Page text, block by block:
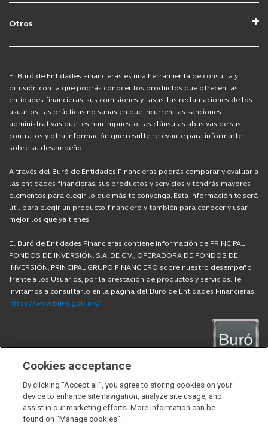
Avisos Seguros
Otros
El Buró de Entidades Financieras es una herramienta de consulta y
difusión con la que podrás conocer los productos que ofrecen las
entidades financieras, sus comisiones y tasas, las reclamaciones de los
usuarios, las prácticas no sanas en que incurren, las sanciones
administrativas que les han impuesto, las cláusulas abusivas de sus
contratos y otra información que resulte relevante para informarte
sobre su desempeño.
A través del Buró de Entidades Financieras podrás comparar y evaluar a
las entidades financieras, sus productos y servicios y tendrás mayores
elementos para elegir lo que más te convenga. Esta información te será
útil para elegir un producto financiero y también para conocer y usar
mejor los que ya tienes.
El Buró de Entidades Financieras contiene información de PRINCIPAL
FONDOS DE INVERSIÓN, S.A. DE C.V., OPERADORA DE FONDOS DE
INVERSIÓN, PRINCIPAL GRUPO FINANCIERO sobre nuestro desempeño
frente a los Usuarios, por la prestación de productos y servicios. Te
invitamos a consultarlo en la página del Buró de Entidades Financieras.
https://www.buro.gob.mx/
Sitios externos
Cookies acceptance
By clicking “Accept all”, you agree to storing cookies on your
device to enhance site navigation, analyze site usage, and
assist in our marketing efforts. More information can be
found on "Manage cookies".